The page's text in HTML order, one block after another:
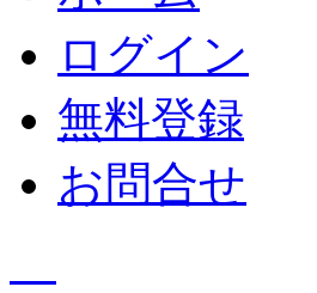
ログイン
無料登録
お問合せ